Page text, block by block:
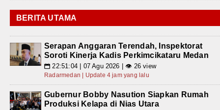
BERITA UTAMA
Serapan Anggaran Terendah, Inspektorat
Soroti Kinerja Kadis Perkimcikataru Medan
📅 22:51:04 | 07 Agu 2026 | 👁 26 view
Radarmedan | Update 4 jam yang lalu
Gubernur Bobby Nasution Siapkan Rumah
Produksi Kelapa di Nias Utara